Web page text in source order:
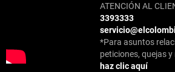
ATENCIÓN AL
3393333
*Para asuntos
peticiones, quejas y
haz clic aquí